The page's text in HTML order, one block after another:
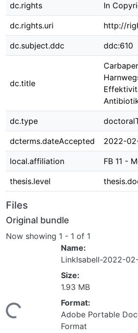
dc.rights In
dc.rights.uri http://
dc.subject.ddc ddc:610
dc.title
dc.type
dcterms.dateAccepted 2022-
local.affiliation FB 11 -
thesis.level
Files
Original bundle
Now showing 1 - 1 of 1
Name:
LinkIsabell-2022-
Size:
1.93 MB
Format:
Adobe Portable
Format